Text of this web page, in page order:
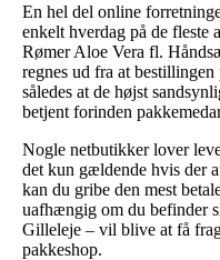
En hel del online
enkelt hverdag på de fleste
Rømer Aloe Vera fl.
regnes ud fra at
således at de højst
betjent forinden
Nogle netbutikker lover
det kun gældende hvis der
kan du gribe den mest
uafhængig om du befinder
Gilleleje – vil blive at få
pakkeshop.